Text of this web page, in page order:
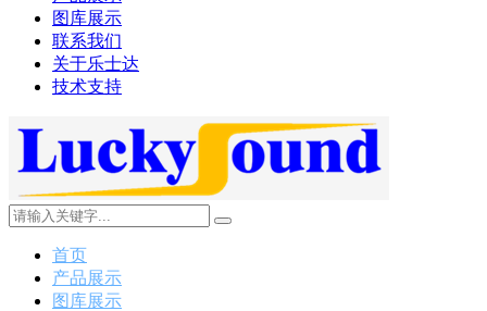
图库展示
联系我们
关于乐士达
技术支持
首页
产品展示
图库展示